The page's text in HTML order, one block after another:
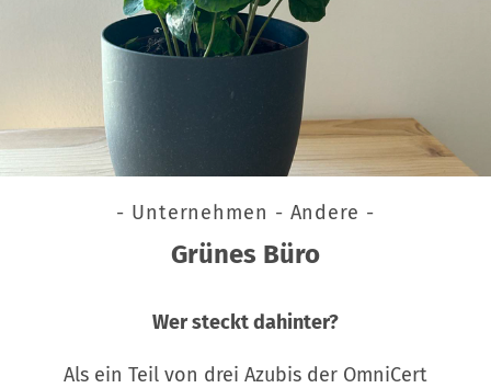
- Unternehmen - Andere -
Grünes Büro
Wer steckt dahinter?
Als ein Teil von drei Azubis der OmniCert